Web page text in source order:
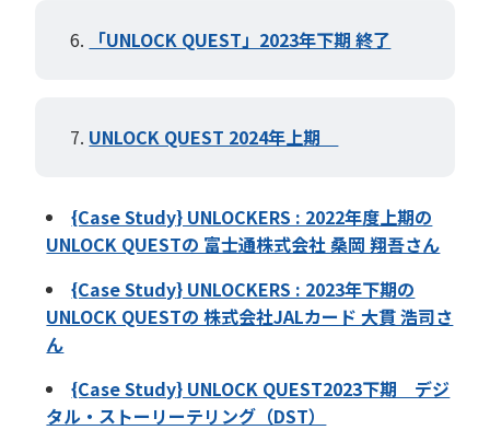
「UNLOCK QUEST」2023年下期 終了
UNLOCK QUEST 2024年上期
{Case Study} UNLOCKERS : 2022年度上期の
UNLOCK QUESTの 富士通株式会社 桑岡 翔吾さん
{Case Study} UNLOCKERS : 2023年下期の
UNLOCK QUESTの 株式会社JALカード 大貫 浩司さ
ん
{Case Study} UNLOCK QUEST2023下期 デジ
タル・ストーリーテリング（DST）